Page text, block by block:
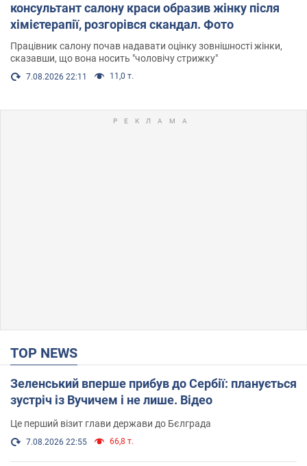
консультант салону краси образив жінку після
хімієтерапії, розгорівся скандал. Фото
Працівник салону почав надавати оцінку зовнішності жінки,
сказавши, що вона носить "чоловічу стрижку"
7.08.2026 22:11 11,0 т.
TOP NEWS
Зеленський вперше прибув до Сербії: планується
зустріч із Вучичем і не лише. Відео
Це перший візит глави держави до Бєлграда
7.08.2026 22:55 66,8 т.